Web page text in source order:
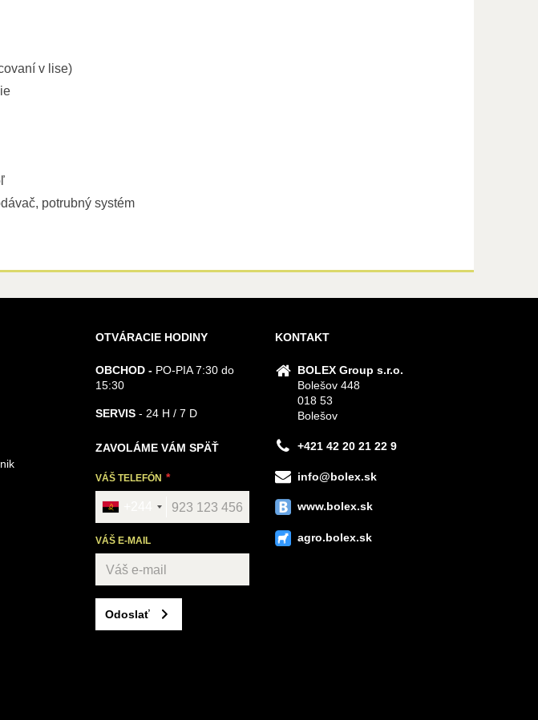
v lise)
potrubný systém
OTVÁRACIE HODINY
OBCHOD - PO-PIA 7:30 do
15:30
SERVIS - 24 H / 7 D
ZAVOLÁME VÁM SPÄŤ
VÁŠ TELEFÓN
VÁŠ E-MAIL
Odoslať
KONTAKT
BOLEX Group s.r.o.
Bolešov 448
018 53
Bolešov
+421 42 20 21 22 9
info@bolex.sk
www.bolex.sk
agro.bolex.sk